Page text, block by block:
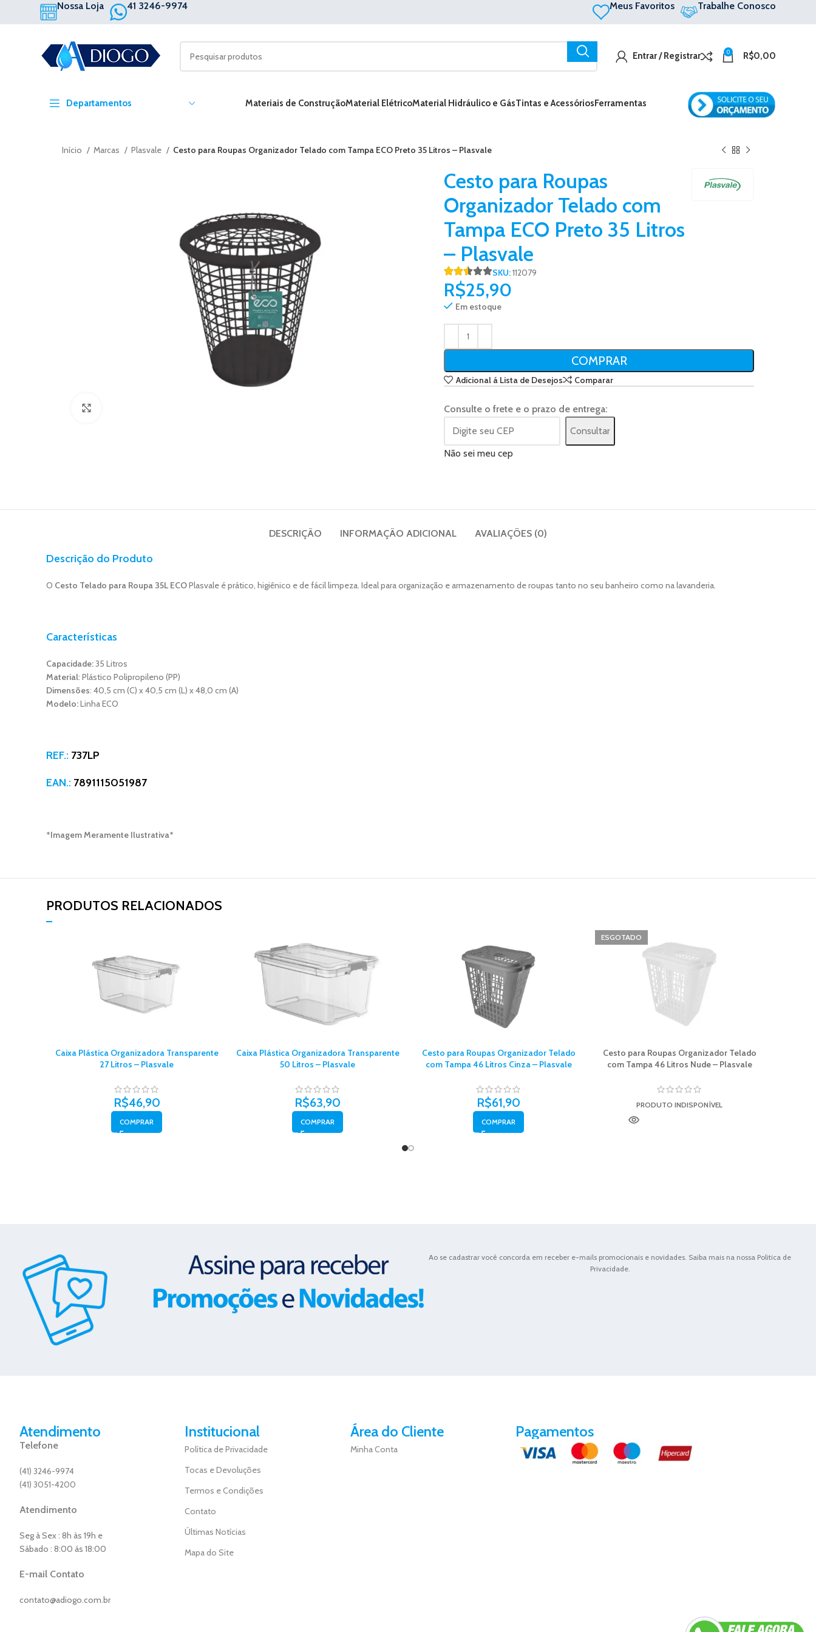
Nossa Loja 41 3246-9974 Meus Favoritos Trabalhe Conosco
Entrar / Registrar 0 R$0,00
Departamentos Materiais de ConstruçãoMaterial ElétricoMaterial Hidráulico e GásTintas e AcessóriosFerramentas
Início Marcas Plasvale Cesto para Roupas Organizador Telado com Tampa ECO Preto 35 Litros – Plasvale
Cesto para Roupas
Organizador Telado com
Tampa ECO Preto 35 Litros
– Plasvale
SKU:112079
R$25,90
Em estoque
COMPRAR
Adicional á Lista de Desejos Comparar
Consulte o frete e o prazo de entrega:
Consultar
Não sei meu cep
DESCRIÇÃO INFORMAÇÃO ADICIONAL AVALIAÇÕES (0)
Descrição do Produto
O Cesto Telado para Roupa 35L ECOPlasvale é prático, higiênico e de fácil limpeza. Ideal para organização e armazenamento de roupas tanto no seu banheiro como na lavanderia.
Características
Capacidade:35 Litros
Material: Plástico Polipropileno (PP)
Dimensões: 40,5 cm (C) x 40,5 cm (L) x 48,0 cm (A)
Modelo:Linha ECO
REF.: 737LP
EAN.: 7891115051987
*Imagem Meramente Ilustrativa*
PRODUTOS RELACIONADOS​
Caixa Plástica Organizadora Transparente
27 Litros – Plasvale
R$46,90
COMPRAR
Caixa Plástica Organizadora Transparente
50 Litros – Plasvale
R$63,90
COMPRAR
Cesto para Roupas Organizador Telado
com Tampa 46 Litros Cinza – Plasvale
R$61,90
COMPRAR
ESGOTADO
Cesto para Roupas Organizador Telado
com Tampa 46 Litros Nude – Plasvale
PRODUTO INDISPONÍVEL
Ao se cadastrar você concorda em receber e-mails promocionais e novidades. Saiba mais na nossa Politica de
Privacidade.
Atendimento
Telefone
(41) 3246-9974
(41) 3051-4200
Atendimento
Seg à Sex : 8h às 19h e
Sábado : 8:00 ás 18:00
E-mail Contato
contato@adiogo.com.br
Institucional
Política de Privacidade
Tocas e Devoluções
Termos e Condições
Contato
Últimas Notícias
Mapa do Site
Área do Cliente
Minha Conta
Pagamentos